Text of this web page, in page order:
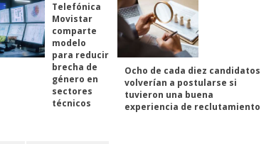
Telefónica
Movistar
comparte
modelo
para reducir
brecha de
género en
sectores
técnicos
Ocho de cada diez candidatos
volverían a postularse si
tuvieron una buena
experiencia de reclutamiento